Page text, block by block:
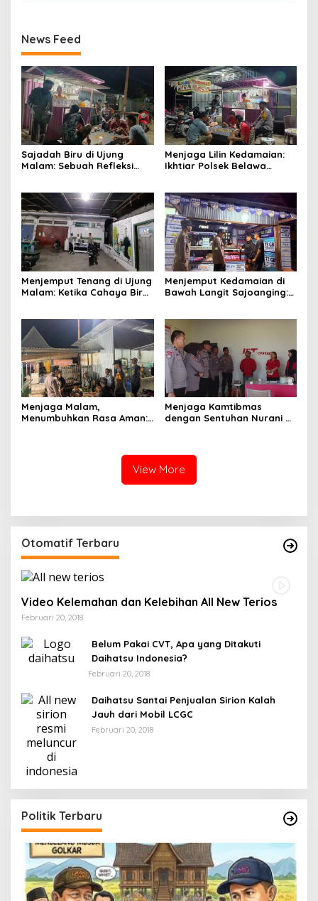
News Feed
Sajadah Biru di Ujung
Malam: Sebuah Refleksi
Menjaga Lilin Kedamaian:
Ikhtiar Polsek Belawa
Menjemput Tenang di Ujung
Malam: Ketika Cahaya Biru
Sabbangparu
Menjemput Kedamaian di
Bawah Langit Sajoanging:
Menjaga
Menjaga Malam,
Menumbuhkan Rasa Aman:
Menjaga Kamtibmas
dengan Sentuhan Nurani di
View More
Otomatif Terbaru
Video Kelemahan dan Kelebihan All New Terios
Februari 20, 2018
Belum Pakai CVT, Apa yang Ditakuti
Daihatsu Indonesia?
Februari 20, 2018
Daihatsu Santai Penjualan Sirion Kalah
Jauh dari Mobil LCGC
Februari 20, 2018
Politik Terbaru